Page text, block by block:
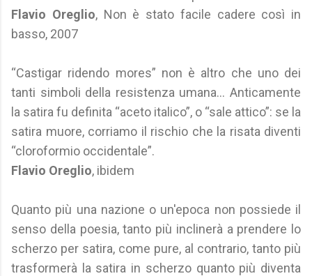
Flavio Oreglio, Non è stato facile cadere così in
basso, 2007
“Castigar ridendo mores” non è altro che uno dei
tanti simboli della resistenza umana... Anticamente
la satira fu definita “aceto italico”, o “sale attico”: se la
satira muore, corriamo il rischio che la risata diventi
“cloroformio occidentale”.
Flavio Oreglio, ibidem
Quanto più una nazione o un'epoca non possiede il
senso della poesia, tanto più inclinerà a prendere lo
scherzo per satira, come pure, al contrario, tanto più
trasformerà la satira in scherzo quanto più diventa